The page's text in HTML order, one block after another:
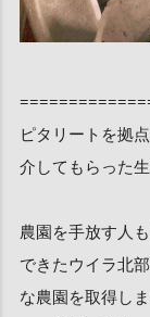
ピタリートを拠
介してもらった
農園を手放す人
できたウイラ北
な農園を取得しま